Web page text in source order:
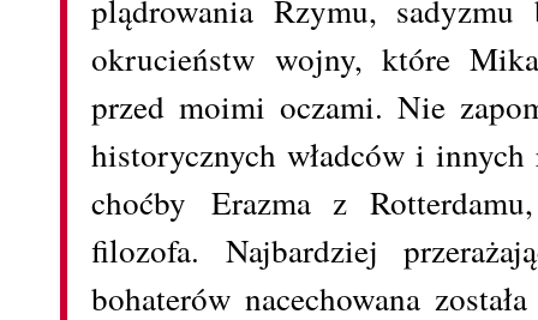
plądrowania Rzymu,
okrucieństw wojny, które
przed moimi oczami. Nie
historycznych władców i
choćby Erazma z
filozofa. Najbardziej
bohaterów nacechowana